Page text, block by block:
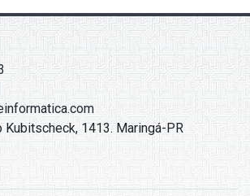
1413. Maringá-PR